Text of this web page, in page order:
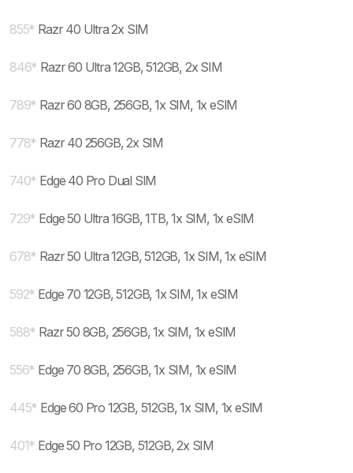
855* Razr 40 Ultra 2x SIM
846* Razr 60 Ultra 12GB, 512GB, 2x SIM
789* Razr 60 8GB, 256GB, 1x SIM, 1x eSIM
778* Razr 40 256GB, 2x SIM
740* Edge 40 Pro Dual SIM
729* Edge 50 Ultra 16GB, 1TB, 1x SIM, 1x eSIM
678* Razr 50 Ultra 12GB, 512GB, 1x SIM, 1x eSIM
592* Edge 70 12GB, 512GB, 1x SIM, 1x eSIM
588* Razr 50 8GB, 256GB, 1x SIM, 1x eSIM
556* Edge 70 8GB, 256GB, 1x SIM, 1x eSIM
445* Edge 60 Pro 12GB, 512GB, 1x SIM, 1x eSIM
401* Edge 50 Pro 12GB, 512GB, 2x SIM